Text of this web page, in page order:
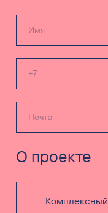
О проекте
Комплексный